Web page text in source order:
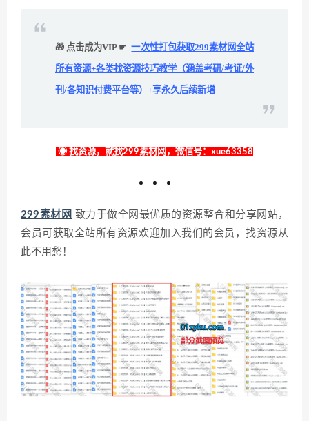
🎁 点击成为VIP ☛ 一次性打包获取299素材网全站
所有资源+各类找资源技巧教学（涵盖考研/考证/外
刊/各知识付费平台等）+享永久后续新增
◉ 找资源，就找299素材网，微信号：xue63358
299素材网 致力于做全网最优质的资源整合和分享网站，
会员可获取全站所有资源欢迎加入我们的会员，找资源从
此不用愁！